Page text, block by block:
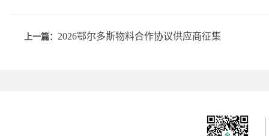
上一篇： 2026鄂尔多斯物料合作协议供应商征集